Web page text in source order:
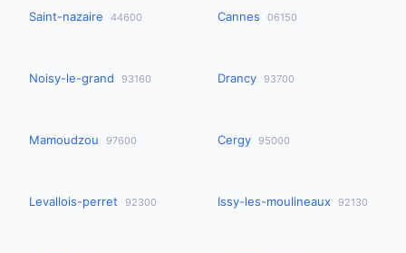
Saint-nazaire 44600 Cannes 06150
Noisy-le-grand 93160 Drancy 93700
Mamoudzou 97600 Cergy 95000
Levallois-perret 92300 Issy-les-moulineaux 92130